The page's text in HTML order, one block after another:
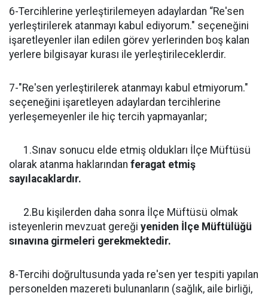
6-Tercihlerine yerleştirilemeyen adaylardan “Re'sen
yerleştirilerek atanmayı kabul ediyorum." seçeneğini
işaretleyenler ilan edilen görev yerlerinden boş kalan
yerlere bilgisayar kurası ile yerleştirileceklerdir.
7-"Re'sen yerleştirilerek atanmayı kabul etmiyorum."
seçeneğini işaretleyen adaylardan tercihlerine
yerleşemeyenler ile hiç tercih yapmayanlar;
1.Sınav sonucu elde etmiş oldukları İlçe Müftüsü
olarak atanma haklarından feragat etmiş
sayılacaklardır.
2.Bu kişilerden daha sonra İlçe Müftüsü olmak
isteyenlerin mevzuat gereği yeniden İlçe Müftülüğü
sınavına girmeleri gerekmektedir.
8-Tercihi doğrultusunda yada re'sen yer tespiti yapılan
personelden mazereti bulunanların (sağlık, aile birliği,